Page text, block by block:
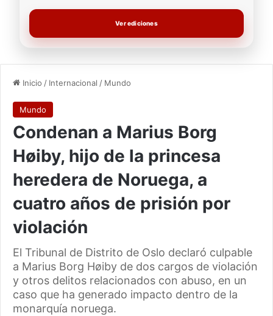
Ver ediciones
Inicio / Internacional / Mundo
Mundo
Condenan a Marius Borg
Høiby, hijo de la princesa
heredera de Noruega, a
cuatro años de prisión por
violación
El Tribunal de Distrito de Oslo declaró culpable
a Marius Borg Høiby de dos cargos de violación
y otros delitos relacionados con abuso, en un
caso que ha generado impacto dentro de la
monarquía noruega.